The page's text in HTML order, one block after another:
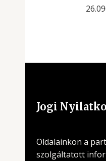
Jogi
Oldalainkon a
szolgáltatott